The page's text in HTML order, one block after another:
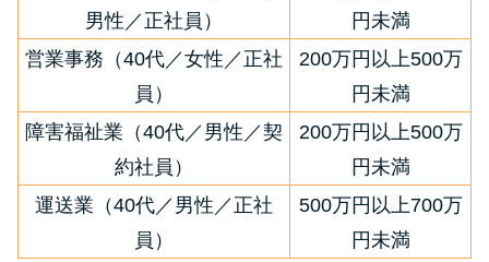
男性／正社員）
円未満
営業事務（40代／女性／正社
員）
200万円以上500万
円未満
障害福祉業（40代／男性／契
約社員）
200万円以上500万
円未満
運送業（40代／男性／正社
員）
500万円以上700万
円未満